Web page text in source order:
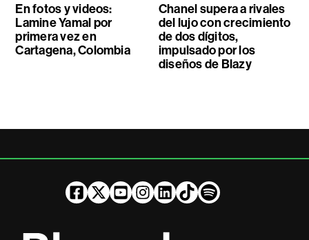
En fotos y videos:
Lamine Yamal por
primera vez en
Cartagena, Colombia
Chanel supera a rivales
del lujo con crecimiento
de dos dígitos,
impulsado por los
diseños de Blazy